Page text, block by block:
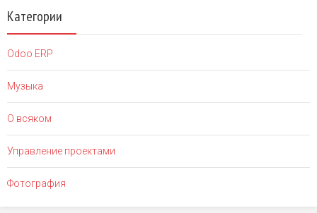
Категории
Odoo ERP
Музыка
О всяком
Управление проектами
Фотография